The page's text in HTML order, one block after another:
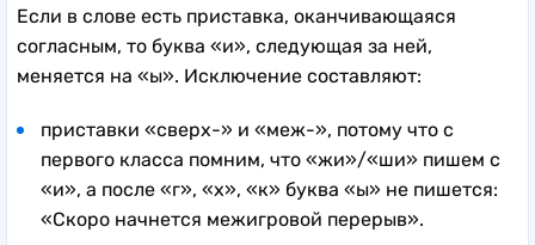
Если в слове есть приставка, оканчивающаяся
согласным, то буква «и», следующая за ней,
меняется на «ы». Исключение составляют:
приставки «сверх-» и «меж-», потому что с
первого класса помним, что «жи»/«ши» пишем с
«и», а после «г», «х», «к» буква «ы» не пишется:
«Скоро начнется межигровой перерыв».